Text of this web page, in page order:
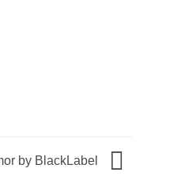
by BlackLabel